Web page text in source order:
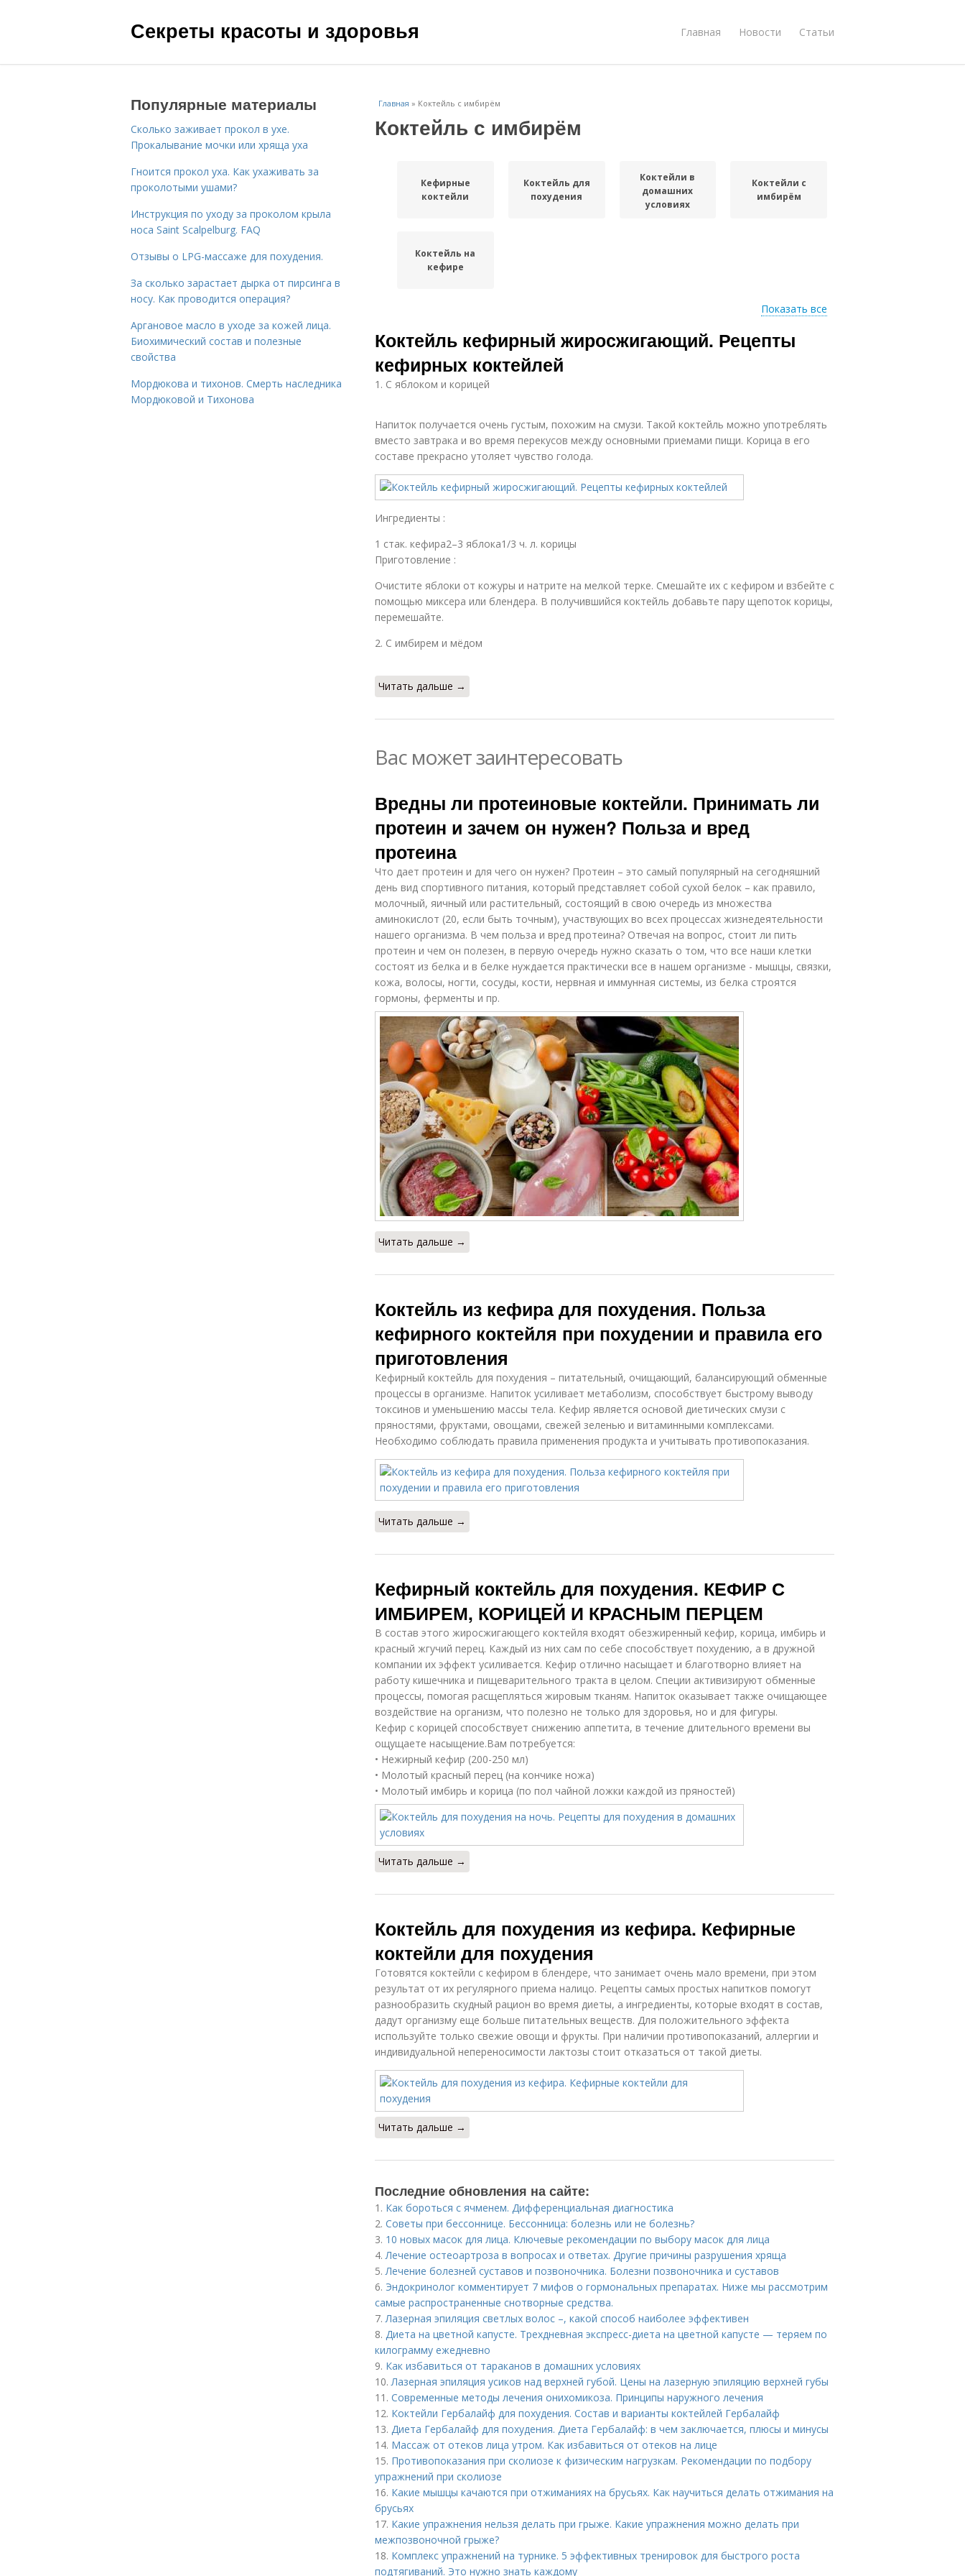
Секреты красоты и здоровья Главная Новости Статьи
Главная » Коктейль с имбирём
Коктейль с имбирём
Кефирные
коктейли
Коктейль для
похудения
Коктейли в
домашних
условиях
Коктейли с
имбирём
Коктейль на
кефире
Показать все
Коктейль кефирный жиросжигающий. Рецепты
кефирных коктейлей
1. С яблоком и корицей
Напиток получается очень густым, похожим на смузи. Такой коктейль можно употреблять
вместо завтрака и во время перекусов между основными приемами пищи. Корица в его
составе прекрасно утоляет чувство голода.
Ингредиенты :
1 стак. кефира2–3 яблока1/3 ч. л. корицы
Приготовление :
Очистите яблоки от кожуры и натрите на мелкой терке. Смешайте их с кефиром и взбейте с
помощью миксера или блендера. В получившийся коктейль добавьте пару щепоток корицы,
перемешайте.
2. С имбирем и мёдом
Читать дальше →
Вас может заинтересовать
Вредны ли протеиновые коктейли. Принимать ли
протеин и зачем он нужен? Польза и вред
протеина
Что дает протеин и для чего он нужен? Протеин – это самый популярный на сегодняшний
день вид спортивного питания, который представляет собой сухой белок – как правило,
молочный, яичный или растительный, состоящий в свою очередь из множества
аминокислот (20, если быть точным), участвующих во всех процессах жизнедеятельности
нашего организма. В чем польза и вред протеина? Отвечая на вопрос, стоит ли пить
протеин и чем он полезен, в первую очередь нужно сказать о том, что все наши клетки
состоят из белка и в белке нуждается практически все в нашем организме - мышцы, связки,
кожа, волосы, ногти, сосуды, кости, нервная и иммунная системы, из белка строятся
гормоны, ферменты и пр.
Читать дальше →
Коктейль из кефира для похудения. Польза
кефирного коктейля при похудении и правила его
приготовления
Кефирный коктейль для похудения – питательный, очищающий, балансирующий обменные
процессы в организме. Напиток усиливает метаболизм, способствует быстрому выводу
токсинов и уменьшению массы тела. Кефир является основой диетических смузи с
пряностями, фруктами, овощами, свежей зеленью и витаминными комплексами.
Необходимо соблюдать правила применения продукта и учитывать противопоказания.
Читать дальше →
Кефирный коктейль для похудения. КЕФИР С
ИМБИРЕМ, КОРИЦЕЙ И КРАСНЫМ ПЕРЦЕМ
В состав этого жиросжигающего коктейля входят обезжиренный кефир, корица, имбирь и
красный жгучий перец. Каждый из них сам по себе способствует похудению, а в дружной
компании их эффект усиливается. Кефир отлично насыщает и благотворно влияет на
работу кишечника и пищеварительного тракта в целом. Специи активизируют обменные
процессы, помогая расщепляться жировым тканям. Напиток оказывает также очищающее
воздействие на организм, что полезно не только для здоровья, но и для фигуры.
Кефир с корицей способствует снижению аппетита, в течение длительного времени вы
ощущаете насыщение.Вам потребуется:
• Нежирный кефир (200-250 мл)
• Молотый красный перец (на кончике ножа)
• Молотый имбирь и корица (по пол чайной ложки каждой из пряностей)
Читать дальше →
Коктейль для похудения из кефира. Кефирные
коктейли для похудения
Готовятся коктейли с кефиром в блендере, что занимает очень мало времени, при этом
результат от их регулярного приема налицо. Рецепты самых простых напитков помогут
разнообразить скудный рацион во время диеты, а ингредиенты, которые входят в состав,
дадут организму еще больше питательных веществ. Для положительного эффекта
используйте только свежие овощи и фрукты. При наличии противопоказаний, аллергии и
индивидуальной непереносимости лактозы стоит отказаться от такой диеты.
Читать дальше →
Последние обновления на сайте:
1. Как бороться с ячменем. Дифференциальная диагностика
2. Советы при бессоннице. Бессонница: болезнь или не болезнь?
3. 10 новых масок для лица. Ключевые рекомендации по выбору масок для лица
4.Лечение остеоартроза в вопросах и ответах. Другие причины разрушения хряща
5.Лечение болезней суставов и позвоночника. Болезни позвоночника и суставов
6. Эндокринолог комментирует 7 мифов о гормональных препаратах. Ниже мы рассмотрим
самые распространенные снотворные средства.
7.Лазерная эпиляция светлых волос –, какой способ наиболее эффективен
8. Диета на цветной капусте. Трехдневная экспресс-диета на цветной капусте — теряем по
килограмму ежедневно
9. Как избавиться от тараканов в домашних условиях
10.Лазерная эпиляция усиков над верхней губой. Цены на лазерную эпиляцию верхней губы
11. Современные методы лечения онихомикоза. Принципы наружного лечения
12. Коктейли Гербалайф для похудения. Состав и варианты коктейлей Гербалайф
13. Диета Гербалайф для похудения. Диета Гербалайф: в чем заключается, плюсы и минусы
14. Массаж от отеков лица утром. Как избавиться от отеков на лице
15. Противопоказания при сколиозе к физическим нагрузкам. Рекомендации по подбору
упражнений при сколиозе
16. Какие мышцы качаются при отжиманиях на брусьях. Как научиться делать отжимания на
брусьях
17. Какие упражнения нельзя делать при грыже. Какие упражнения можно делать при
межпозвоночной грыже?
18. Комплекс упражнений на турнике. 5 эффективных тренировок для быстрого роста
подтягиваний. Это нужно знать каждому
Популярные материалы
Сколько заживает прокол в ухе.
Прокалывание мочки или хряща уха
Гноится прокол уха. Как ухаживать за
проколотыми ушами?
Инструкция по уходу за проколом крыла
носа Saint Scalpelburg. FAQ
Отзывы о LPG-массаже для похудения.
За сколько зарастает дырка от пирсинга в
носу. Как проводится операция?
Аргановое масло в уходе за кожей лица.
Биохимический состав и полезные
свойства
Мордюкова и тихонов. Смерть наследника
Мордюковой и Тихонова